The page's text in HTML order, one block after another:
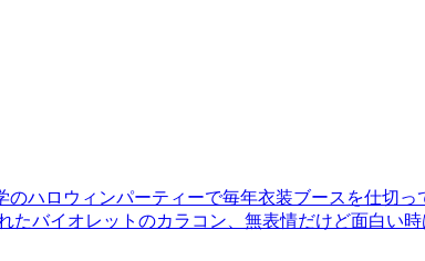
のハロウィンパーティーで毎年衣装ブースを仕
たバイオレットのカラコン、無表情だけど面白い